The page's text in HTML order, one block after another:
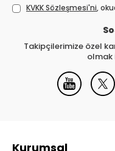
KVKK Sözleşmesi'ni,
Takipçilerimize özel
olmak
Kurumsal